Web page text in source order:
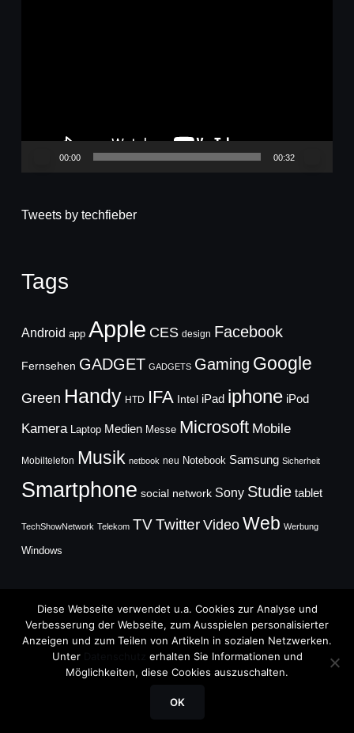
00:00 00:32
Tweets by techfieber
Tags
Android app Apple CES design Facebook
Fernsehen GADGET GADGETS Gaming Google
Green Handy HTD IFA Intel iPad iphone iPod
Kamera Laptop Medien Messe Microsoft Mobile
Mobiltelefon Musik netbook neu Notebook Samsung Sicherheit
Smartphone social network Sony Studie tablet
TechShowNetwork Telekom TVTwitter Video Web Werbung
Windows
Copyright © 2026
TechFieber Blog
Diese Webseite verwendet u.a. Cookies zur Analyse und
Verbesserung der Webseite, zum Ausspielen personalisierter
Anzeigen und zum Teilen von Artikeln in sozialen Netzwerken.
Unter
erhalten Sie Informationen und
Möglichkeiten, diese Cookies auszuschalten.
OK